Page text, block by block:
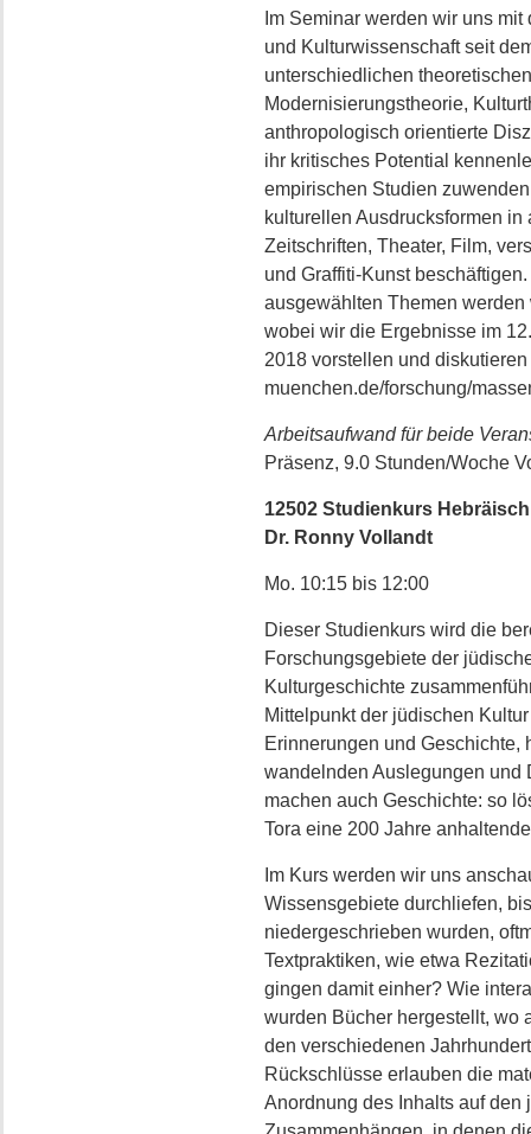
Im Seminar werden wir uns
und Kulturwissenschaft seit
unterschiedlichen
Modernisierungstheorie,
anthropologisch orientierte
ihr kritisches Potential
empirischen Studien
kulturellen Ausdrucksformen
Zeitschriften, Theater, Film,
und Graffiti-Kunst
ausgewählten Themen
wobei wir die Ergebnisse im
2018 vorstellen und
muenchen.de/forschung/
Arbeitsaufwand für beide
Präsenz, 9.0 Stunden/Woche
12502 Studienkurs
Dr. Ronny Vollandt
Mo. 10:15 bis 12:00
Dieser Studienkurs wird die
Forschungsgebiete der
Kulturgeschichte
Mittelpunkt der jüdischen
Erinnerungen und Geschichte,
wandelnden Auslegungen und
machen auch Geschichte: so
Tora eine 200 Jahre
Im Kurs werden wir uns
Wissensgebiete durchliefen,
niedergeschrieben wurden,
Textpraktiken, wie etwa
gingen damit einher? Wie
wurden Bücher hergestellt, wo
den verschiedenen
Rückschlüsse erlauben die
Anordnung des Inhalts auf